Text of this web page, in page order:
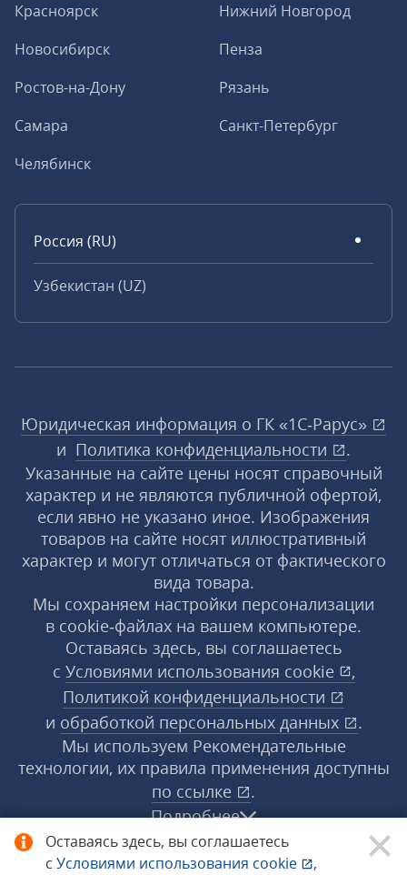
Оставаясь здесь, вы соглашаетесь
с Условиями использования cookie ,
Красноярск
Нижний Новгород
Новосибирск
Пенза
Ростов-на-Дону
Рязань
Самара
Санкт-Петербург
Челябинск
Россия (RU)
Узбекистан (UZ)
Юридическая информация о ГК «1С‑Рарус»
и Политика конфиденциальности
.
Указанные на сайте цены носят справочный
характер и не являются публичной офертой,
если явно не указано иное. Изображения
товаров на сайте носят иллюстративный
характер и могут отличаться от фактического
вида товара.
Мы сохраняем настройки персонализации
в cookie‑файлах на вашем компьютере.
Оставаясь здесь, вы соглашаетесь
с Условиями использования cookie
,
Политикой конфиденциальности
и обработкой персональных данных
.
Мы используем Рекомендательные
технологии, их правила применения доступны
по ссылке
.
Подробнее